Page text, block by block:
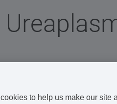
nicht als
to help us make our site